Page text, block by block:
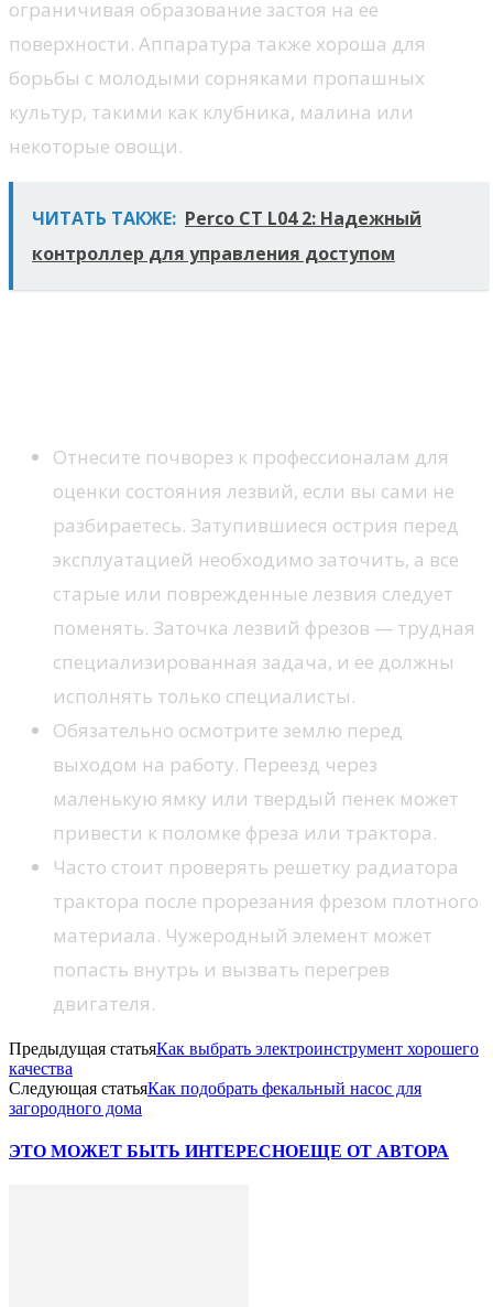
ограничивая образование застоя на ее
поверхности. Аппаратура также хороша для
борьбы с молодыми сорняками пропашных
культур, такими как клубника, малина или
некоторые овощи.
ЧИТАТЬ ТАКЖЕ: Perco CT L04 2: Надежный
контроллер для управления доступом
Отнесите почворез к профессионалам для
оценки состояния лезвий, если вы сами не
разбираетесь. Затупившиеся острия перед
эксплуатацией необходимо заточить, а все
старые или поврежденные лезвия следует
поменять. Заточка лезвий фрезов — трудная
специализированная задача, и ее должны
исполнять только специалисты.
Обязательно осмотрите землю перед
выходом на работу. Переезд через
маленькую ямку или твердый пенек может
привести к поломке фреза или трактора.
Часто стоит проверять решетку радиатора
трактора после прорезания фрезом плотного
материала. Чужеродный элемент может
попасть внутрь и вызвать перегрев
двигателя.
Предыдущая статьяКак выбрать электроинструмент хорошего
качества
Следующая статьяКак подобрать фекальный насос для
загородного дома
ЭТО МОЖЕТ БЫТЬ ИНТЕРЕСНОЕЩЕ ОТ АВТОРА